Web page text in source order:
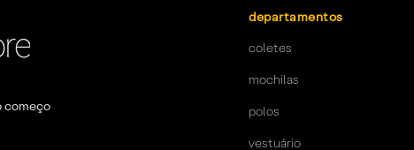
começo
departamentos
coletes
mochilas
polos
vestuário